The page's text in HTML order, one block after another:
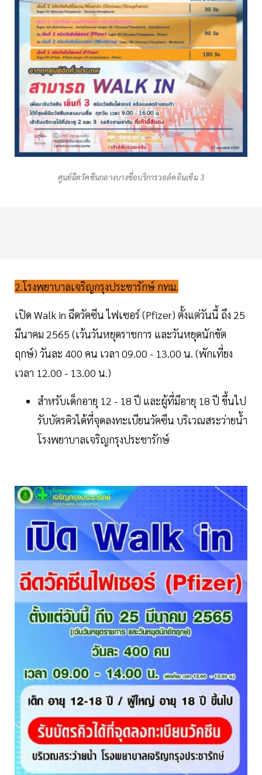
ศูนย์ฉีดวัคซีนกลางบางซื่อบริการวอล์คอินเข็ม 3
2.โรงพยาบาลเจริญกรุงประชารักษ์ กทม.
เปิด Walk in ฉีดวัคซีน ไฟเซอร์ (Pfizer) ตั้งแต่วันนี้ ถึง 25
มีนาคม 2565 (เว้นวันหยุดราชการ และวันหยุดนักขัต
ฤกษ์) วันละ 400 คน เวลา 09.00 - 13.00 น. (พักเที่ยง
เวลา 12.00 - 13.00 น.)
สำหรับเด็กอายุ 12 - 18 ปี และผู้ที่มีอายุ 18 ปี ขึ้นไป
รับบัตรคิวได้ที่จุดลงทะเบียนวัคซีน บริเวณสระว่ายน้ำ
โรงพยาบาลเจริญกรุงประชารักษ์